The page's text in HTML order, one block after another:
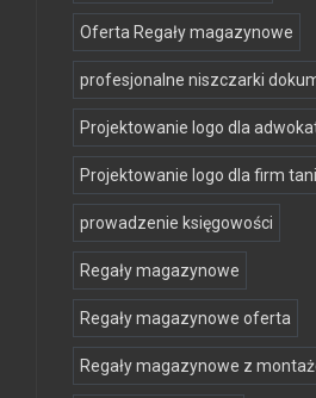
Oferta Regały magazynowe
profesjonalne niszczarki
Projektowanie logo dla
Projektowanie logo dla firm
prowadzenie księgowości
Regały magazynowe
Regały magazynowe oferta
Regały magazynowe z